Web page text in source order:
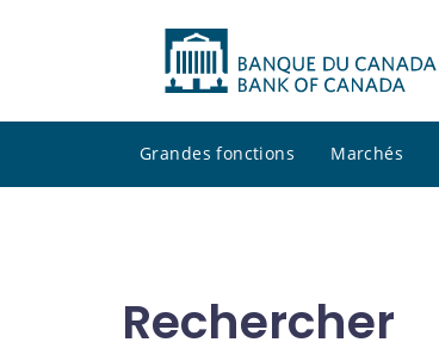
Grandes fonctions Marchés
Rechercher